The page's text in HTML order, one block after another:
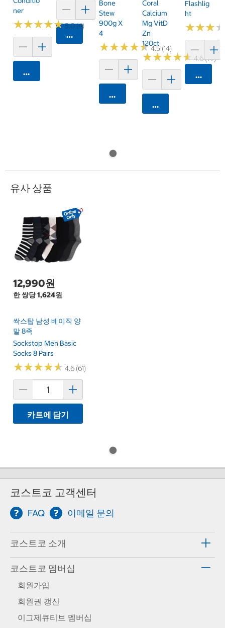
Ner
★★★★★
★★★★★5.0 (4)
카트에 담기
카트에 담기
Bone
Stew
900g X
4
★★★★★
★★★★★4.5 (14)
카트에 담기
Coral
Calcium
Mg VitD
Zn
120ct
★★★★★
★★★★★4.6 (77)
카트에 담기
Flashlig
Ht
★★★
★★★
카트에
유사 상품
12,990원
한 쌍당 1,624원
싹스탑 남성 베이직 양
말 8족
Sockstop Men Basic
Socks 8 Pairs
★★★★★
★★★★★ 4.6 (61)
카트에 담기
코스트코 고객센터
FAQ 이메일 문의
코스트코 소개
코스트코 멤버십
회원가입
회원권 갱신
이그제큐티브 멤버십